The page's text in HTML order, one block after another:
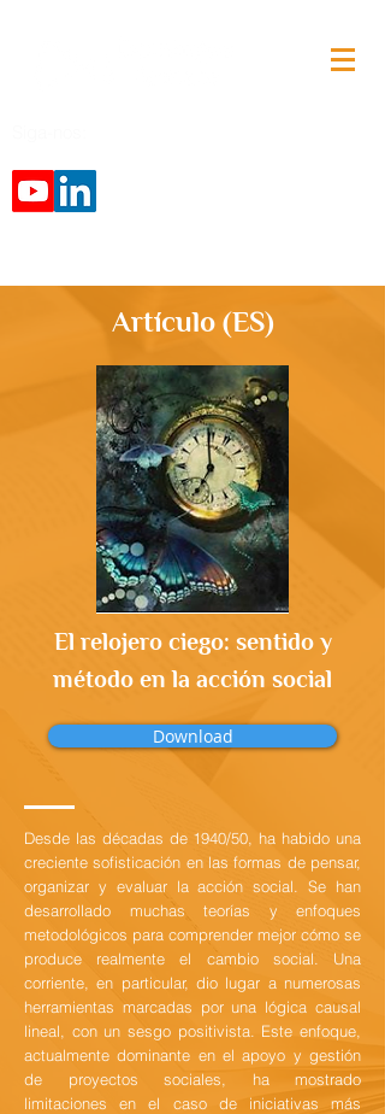
Artículo (ES)
El relojero ciego: sentido y
método en la acción social
Download
Desde las décadas de 1940/50, ha habido una
creciente sofisticación en las formas de pensar,
organizar y evaluar la acción social. Se han
desarrollado muchas teorías y enfoques
metodológicos para comprender mejor cómo se
produce realmente el cambio social. Una
corriente, en particular, dio lugar a numerosas
herramientas marcadas por una lógica causal
lineal, con un sesgo positivista. Este enfoque,
actualmente dominante en el apoyo y gestión
de proyectos sociales, ha mostrado
limitaciones en el caso de iniciativas más